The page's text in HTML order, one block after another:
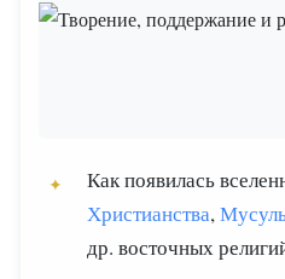
Как появилась
Христианства,
др. восточных